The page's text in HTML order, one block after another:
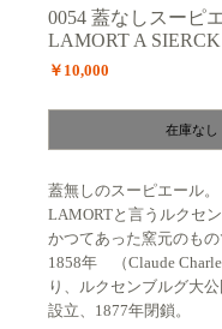
0054 蓋なしスーピ
LAMORT A
￥10,000
在庫なし
蓋無しのスーピエール。
LAMORTと言うルクセ
かつてあった窯元のもの
1858年 （Claude
り、ルクセンブルグ大公
設立、1877年閉鎖。